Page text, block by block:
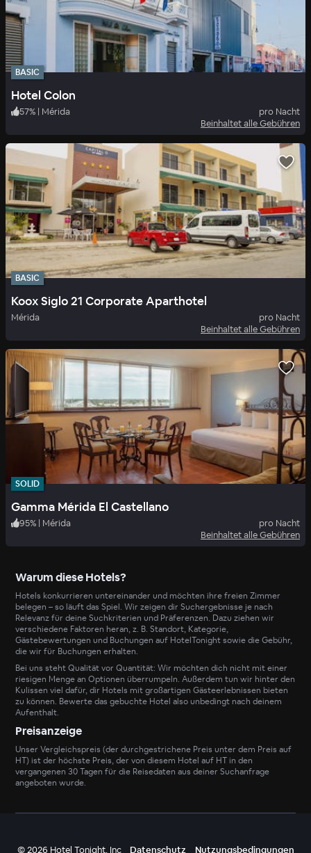
BASIC
Hotel Colon
57% | Mérida
pro Nacht
Beinhaltet alle Gebühren
BASIC
Koox Siglo 21 Corporate Aparthotel
Mérida
pro Nacht
Beinhaltet alle Gebühren
SOLID
Gamma Mérida El Castellano
95% | Mérida
pro Nacht
Beinhaltet alle Gebühren
Warum diese Hotels?
Hotels konkurrieren untereinander und möchten ihre freien Zimmer
belegen – so läuft das Spiel. Wir zeigen dir Suchergebnisse je nach
Relevanz für deine Suchkriterien und Präferenzen. Dazu ziehen wir
verschiedene Faktoren heran, z. B. Standort, Kategorie,
Gästebewertungen und Buchungen auf HotelTonight sowie die Gebühr,
die wir für Buchungen erhalten.
Bei uns steht Qualität vor Quantität: Wir möchten dich nicht mit einer
riesigen Menge an Optionen überrumpeln. Außerdem tun wir hinter den
Kulissen viel dafür, dir Hotels mit großartigen Gästeerlebnissen bieten
zu können. Bewerte das gebuchte Hotel also unbedingt nach deinem
Aufenthalt.
Preisanzeige
Unser Vergleichspreis (der durchgestrichene Preis unter dem Preis auf
HT) ist der höchste Preis, der von diesem Hotel auf HT in den
vergangenen 30 Tagen für die Reisedaten aus deiner Suchanfrage
angeboten wurde.
©2026 Hotel Tonight, Inc Datenschutz Nutzungsbedingungen